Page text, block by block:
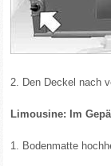
2. Den Deckel nach
Limousine: Im
1. Bodenmatte